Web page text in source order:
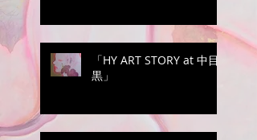
「HY ART STORY at 中目
黒」